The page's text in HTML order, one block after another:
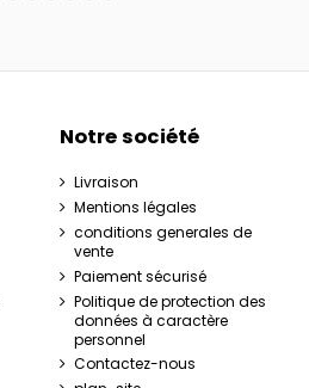
Notre société
Livraison
Mentions légales
conditions generales de
vente
Paiement sécurisé
Politique de protection des
données à caractère
personnel
Contactez-nous